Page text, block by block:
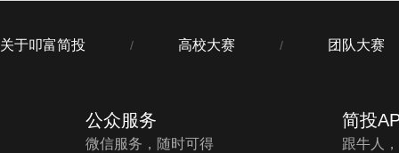
关于叩富简投 / 高校大赛 / 团队大赛
公众服务
微信服务，随时可得
简投
跟牛人